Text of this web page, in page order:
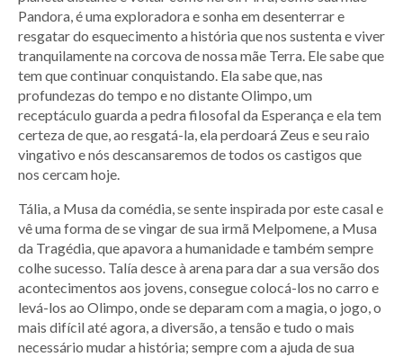
Pandora, é uma exploradora e sonha em desenterrar e
resgatar do esquecimento a história que nos sustenta e viver
tranquilamente na corcova de nossa mãe Terra. Ele sabe que
tem que continuar conquistando. Ela sabe que, nas
profundezas do tempo e no distante Olimpo, um
receptáculo guarda a pedra filosofal da Esperança e ela tem
certeza de que, ao resgatá-la, ela perdoará Zeus e seu raio
vingativo e nós descansaremos de todos os castigos que
nos cercam hoje.
Tália, a Musa da comédia, se sente inspirada por este casal e
vê uma forma de se vingar de sua irmã Melpomene, a Musa
da Tragédia, que apavora a humanidade e também sempre
colhe sucesso. Talía desce à arena para dar a sua versão dos
acontecimentos aos jovens, consegue colocá-los no carro e
levá-los ao Olimpo, onde se deparam com a magia, o jogo, o
mais difícil até agora, a diversão, a tensão e tudo o mais
necessário mudar a história; sempre com a ajuda de sua